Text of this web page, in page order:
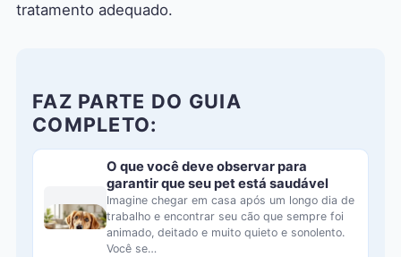
tratamento adequado.
FAZ PARTE DO GUIA
COMPLETO:
O que você deve observar para
garantir que seu pet está saudável
Imagine chegar em casa após um longo dia de
trabalho e encontrar seu cão que sempre foi
animado, deitado e muito quieto e sonolento.
Você se…